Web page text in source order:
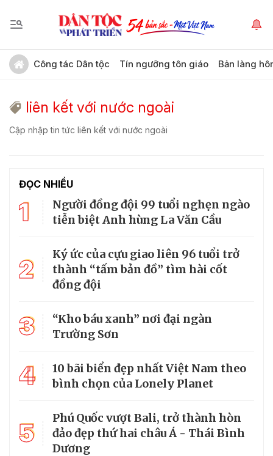
Công tác Dân tộc Tín ngưỡng tôn giáo Bản làng
liên kết với nước ngoài
Cập nhập tin tức liên kết với nước ngoài
ĐỌC NHIỀU
1
Người đồng đội 99 tuổi nghẹn ngào
tiễn biệt Anh hùng La Văn Cầu
2
Ký ức của cựu giao liên 96 tuổi trở
thành “tấm bản đồ” tìm hài cốt
đồng đội
3
“Kho báu xanh” nơi đại ngàn
Trường Sơn
4
10 bãi biển đẹp nhất Việt Nam theo
bình chọn của Lonely Planet
5
Phú Quốc vượt Bali, trở thành hòn
đảo đẹp thứ hai châu Á - Thái Bình
Dương